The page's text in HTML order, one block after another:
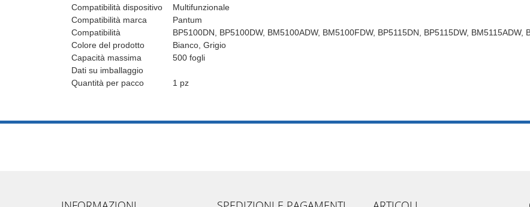
Compatibilità dispositivo
Multifunzionale
Compatibilità marca
Pantum
Compatibilità
BP5100DN, BP5100DW, BM5100ADW, BM5100FDW, BP5115DN, BP5115DW, BM5115ADW,
Colore del prodotto
Bianco, Grigio
Capacità massima
500 fogli
Dati su imballaggio
Quantità per pacco
1 pz